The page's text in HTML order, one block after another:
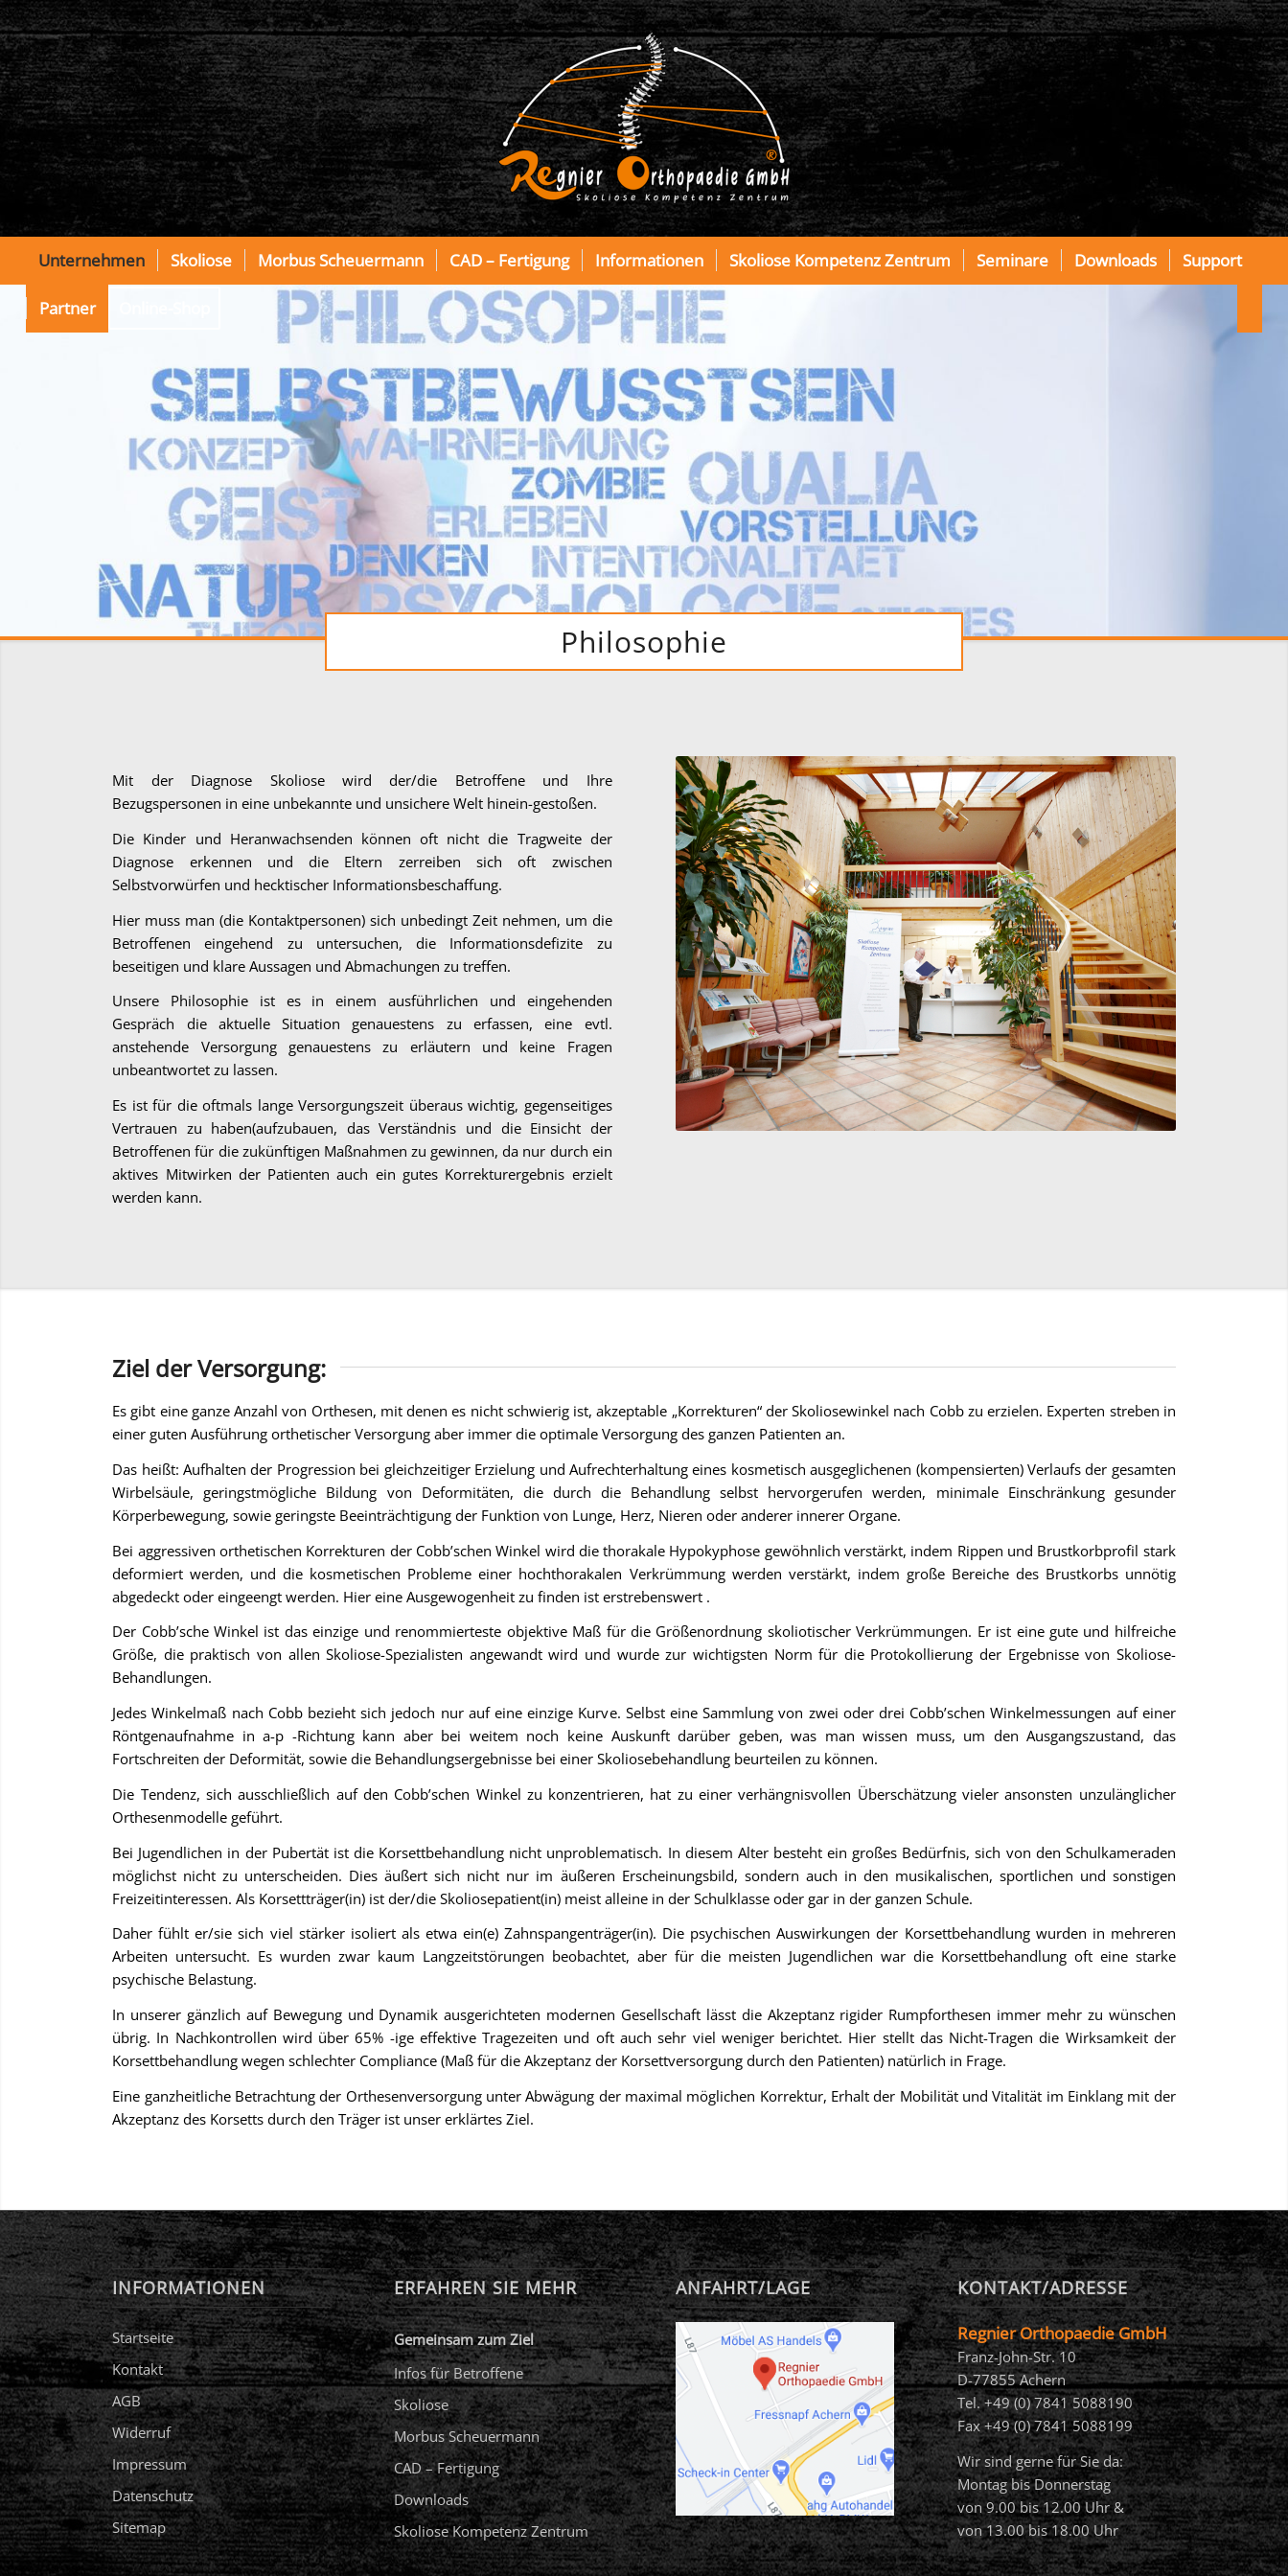
Unternehmen Skoliose Morbus Scheuermann CAD – Fertigung Informationen Skoliose Kompetenz Zentrum Seminare Downloads Support
Partner
Philosophie
Mit der Diagnose Skoliose wird der/die Betroffene und Ihre
Bezugspersonen in eine unbekannte und unsichere Welt hinein-gestoßen.
Die Kinder und Heranwachsenden können oft nicht die Tragweite der
Diagnose erkennen und die Eltern zerreiben sich oft zwischen
Selbstvorwürfen und hecktischer Informationsbeschaffung.
Hier muss man (die Kontaktpersonen) sich unbedingt Zeit nehmen, um die
Betroffenen eingehend zu untersuchen, die Informationsdefizite zu
beseitigen und klare Aussagen und Abmachungen zu treffen.
Unsere Philosophie ist es in einem ausführlichen und eingehenden
Gespräch die aktuelle Situation genauestens zu erfassen, eine evtl.
anstehende Versorgung genauestens zu erläutern und keine Fragen
unbeantwortet zu lassen.
Es ist für die oftmals lange Versorgungszeit überaus wichtig, gegenseitiges
Vertrauen zu haben(aufzubauen, das Verständnis und die Einsicht der
Betroffenen für die zukünftigen Maßnahmen zu gewinnen, da nur durch ein
aktives Mitwirken der Patienten auch ein gutes Korrekturergebnis erzielt
werden kann.
Ziel der Versorgung:
Es gibt eine ganze Anzahl von Orthesen, mit denen es nicht schwierig ist, akzeptable „Korrekturen“ der Skoliosewinkel nach Cobb zu erzielen. Experten streben in
einer guten Ausführung orthetischer Versorgung aber immer die optimale Versorgung des ganzen Patienten an.
Das heißt: Aufhalten der Progression bei gleichzeitiger Erzielung und Aufrechterhaltung eines kosmetisch ausgeglichenen (kompensierten) Verlaufs der gesamten
Wirbelsäule, geringstmögliche Bildung von Deformitäten, die durch die Behandlung selbst hervorgerufen werden, minimale Einschränkung gesunder
Körperbewegung, sowie geringste Beeinträchtigung der Funktion von Lunge, Herz, Nieren oder anderer innerer Organe.
Bei aggressiven orthetischen Korrekturen der Cobb’schen Winkel wird die thorakale Hypokyphose gewöhnlich verstärkt, indem Rippen und Brustkorbprofil stark
deformiert werden, und die kosmetischen Probleme einer hochthorakalen Verkrümmung werden verstärkt, indem große Bereiche des Brustkorbs unnötig
abgedeckt oder eingeengt werden. Hier eine Ausgewogenheit zu finden ist erstrebenswert .
Der Cobb’sche Winkel ist das einzige und renommierteste objektive Maß für die Größenordnung skoliotischer Verkrümmungen. Er ist eine gute und hilfreiche
Größe, die praktisch von allen Skoliose-Spezialisten angewandt wird und wurde zur wichtigsten Norm für die Protokollierung der Ergebnisse von Skoliose-
Behandlungen.
Jedes Winkelmaß nach Cobb bezieht sich jedoch nur auf eine einzige Kurve. Selbst eine Sammlung von zwei oder drei Cobb’schen Winkelmessungen auf einer
Röntgenaufnahme in a-p -Richtung kann aber bei weitem noch keine Auskunft darüber geben, was man wissen muss, um den Ausgangszustand, das
Fortschreiten der Deformität, sowie die Behandlungsergebnisse bei einer Skoliosebehandlung beurteilen zu können.
Die Tendenz, sich ausschließlich auf den Cobb’schen Winkel zu konzentrieren, hat zu einer verhängnisvollen Überschätzung vieler ansonsten unzulänglicher
Orthesenmodelle geführt.
Bei Jugendlichen in der Pubertät ist die Korsettbehandlung nicht unproblematisch. In diesem Alter besteht ein großes Bedürfnis, sich von den Schulkameraden
möglichst nicht zu unterscheiden. Dies äußert sich nicht nur im äußeren Erscheinungsbild, sondern auch in den musikalischen, sportlichen und sonstigen
Freizeitinteressen. Als Korsettträger(in) ist der/die Skoliosepatient(in) meist alleine in der Schulklasse oder gar in der ganzen Schule.
Daher fühlt er/sie sich viel stärker isoliert als etwa ein(e) Zahnspangenträger(in). Die psychischen Auswirkungen der Korsettbehandlung wurden in mehreren
Arbeiten untersucht. Es wurden zwar kaum Langzeitstörungen beobachtet, aber für die meisten Jugendlichen war die Korsettbehandlung oft eine starke
psychische Belastung.
In unserer gänzlich auf Bewegung und Dynamik ausgerichteten modernen Gesellschaft lässt die Akzeptanz rigider Rumpforthesen immer mehr zu wünschen
übrig. In Nachkontrollen wird über 65% -ige effektive Tragezeiten und oft auch sehr viel weniger berichtet. Hier stellt das Nicht-Tragen die Wirksamkeit der
Korsettbehandlung wegen schlechter Compliance (Maß für die Akzeptanz der Korsettversorgung durch den Patienten) natürlich in Frage.
Eine ganzheitliche Betrachtung der Orthesenversorgung unter Abwägung der maximal möglichen Korrektur, Erhalt der Mobilität und Vitalität im Einklang mit der
Akzeptanz des Korsetts durch den Träger ist unser erklärtes Ziel.
INFORMATIONEN
Startseite
Kontakt
AGB
Widerruf
Impressum
Datenschutz
Sitemap
ERFAHREN SIE MEHR
Gemeinsam zum Ziel
Infos für Betroffene
Skoliose
Morbus Scheuermann
CAD – Fertigung
Downloads
Skoliose Kompetenz Zentrum
ANFAHRT/LAGE KONTAKT/ADRESSE
Regnier Orthopaedie GmbH
Franz-John-Str. 10
D-77855 Achern
Tel. +49 (0) 7841 5088190
Fax +49 (0) 7841 5088199
Wir sind gerne für Sie da:
Montag bis Donnerstag
von 9.00 bis 12.00 Uhr &
von 13.00 bis 18.00 Uhr